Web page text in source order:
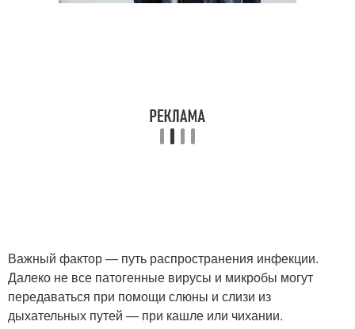
Важный фактор — путь распространения инфекции.
Далеко не все патогенные вирусы и микробы могут
передаваться при помощи слюны и слизи из
дыхательных путей — при кашле или чихании.